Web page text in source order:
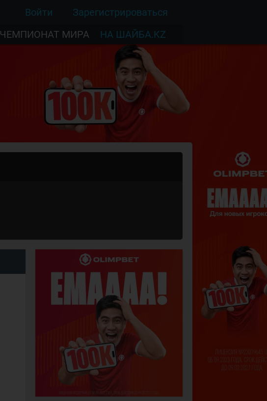
Войти
Зарегистрироваться
ЧЕМПИОНАТ МИРА НА ШАЙБА.KZ